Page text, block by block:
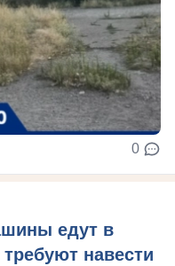
0
едут в
навести